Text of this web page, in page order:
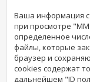
Ваша информация
при просмотре
определенное
файлы, которые
браузер и
cookies содержат
дальнейшем "ID